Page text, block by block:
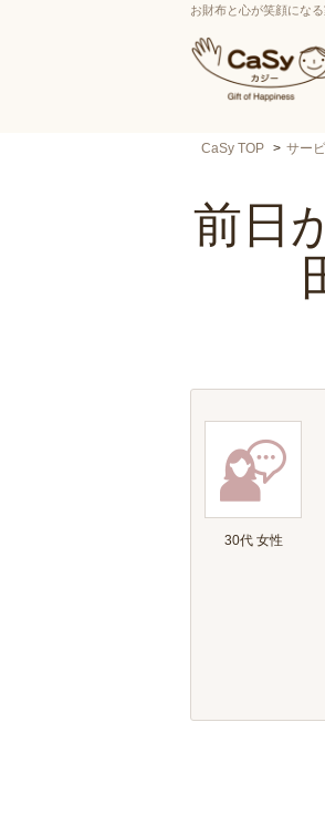
お財布と心が笑顔にな
CaSy TOP サー
前日
30代 女性